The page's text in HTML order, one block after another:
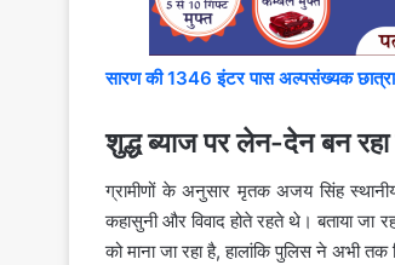
सारण की 1346 इंटर पास अल्पसंख्यक
शुद्ध ब्याज पर लेन-देन बन
ग्रामीणों के अनुसार मृतक अजय सिंह
कहासुनी और विवाद होते रहते थे। बताया
को माना जा रहा है, हालांकि पुलिस ने अभी तक